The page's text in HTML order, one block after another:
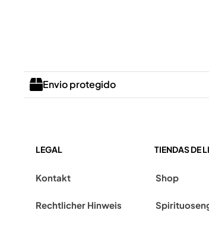
Envio protegido
LEGAL
Kontakt
Rechtlicher Hinweis
TIENDAS DE
Shop